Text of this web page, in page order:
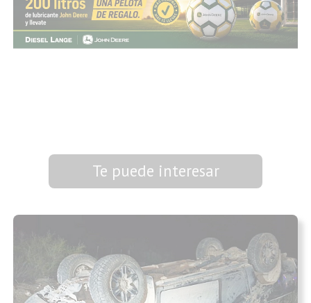
Te puede interesar